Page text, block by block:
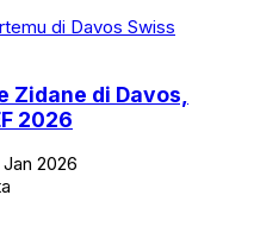
Zidane di Davos,
2026
2026